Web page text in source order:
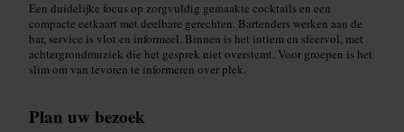
Een duidelijke focus op zorgvuldig gemaakte cocktails en een
compacte eetkaart met deelbare gerechten. Bartenders werken aan de
bar, service is vlot en informeel. Binnen is het intiem en sfeervol, met
achtergrondmuziek die het gesprek niet overstemt. Voor groepen is het
slim om van tevoren te informeren over plek.
Plan uw bezoek